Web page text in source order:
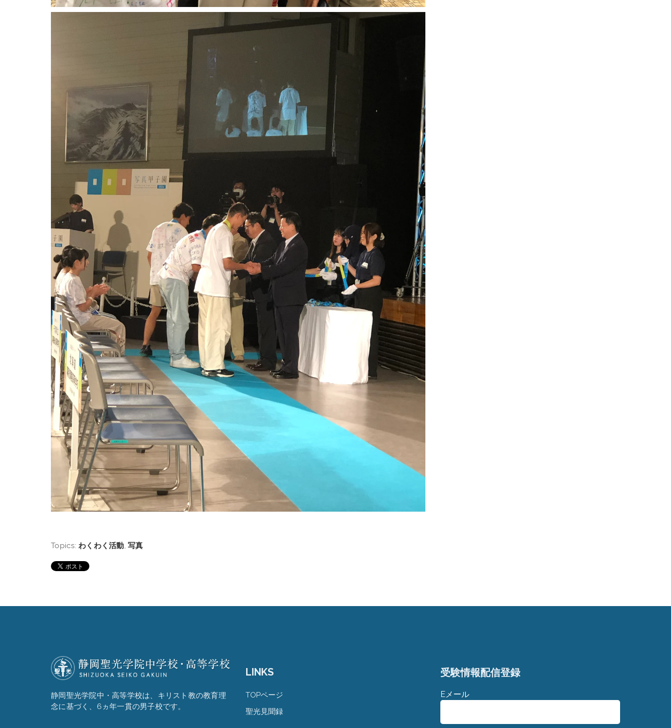
Topics: わくわく活動, 写真
静岡聖光学院中・高等学校は、キリスト教の教育理
念に基づく、6ヵ年一貫の男子校です。
LINKS
TOPページ
聖光見聞録
受験情報配信登録
Eメール